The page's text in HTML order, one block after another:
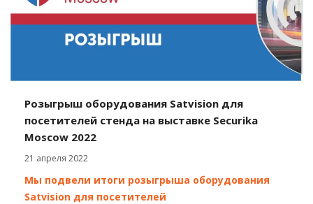
Розыгрыш оборудования Satvision для
посетителей стенда на выставке Securika
Moscow 2022
21 апреля 2022
Мы подвели итоги розыгрыша оборудования
Satvision для посетителей